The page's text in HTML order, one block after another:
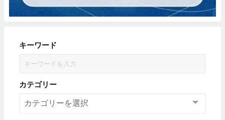
キーワード
カテゴリー